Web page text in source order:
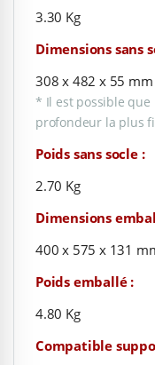
3.30 Kg
Dimensions sans
308 x 482 x 55 mm
* Il est possible
profondeur la plus
Poids sans socle :
2.70 Kg
Dimensions
400 x 575 x 131
Poids emballé :
4.80 Kg
Compatible